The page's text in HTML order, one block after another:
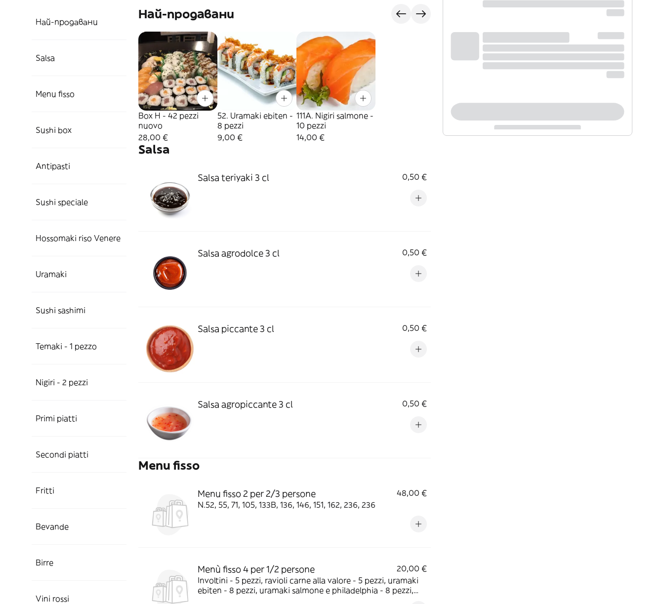
Най-продавани
Salsa
Menu fisso
Sushi box
Antipasti
Sushi speciale
Hossomaki riso Venere
Uramaki
Sushi sashimi
Temaki - 1 pezzo
Nigiri - 2 pezzi
Primi piatti
Secondi piatti
Fritti
Bevande
Birre
Vini rossi
Най-продавани
Box H - 42 pezzi
nuovo
28,00 €
52. Uramaki ebiten -
8 pezzi
9,00 €
111A. Nigiri salmone -
10 pezzi
14,00 €
Salsa
Salsa teriyaki 3 cl 0,50 €
Salsa agrodolce 3 cl 0,50 €
Salsa piccante 3 cl 0,50 €
Salsa agropiccante 3 cl 0,50 €
Menu fisso
Menu fisso 2 per 2/3 persone
48,00 €
N.52, 55, 71, 105, 133B, 136, 146, 151, 162, 236, 236
Menù fisso 4 per 1/2 persone
20,00 €
Involtini - 5 pezzi, ravioli carne alla valore - 5 pezzi, uramaki
ebiten - 8 pezzi, uramaki salmone e philadelphia - 8 pezzi,